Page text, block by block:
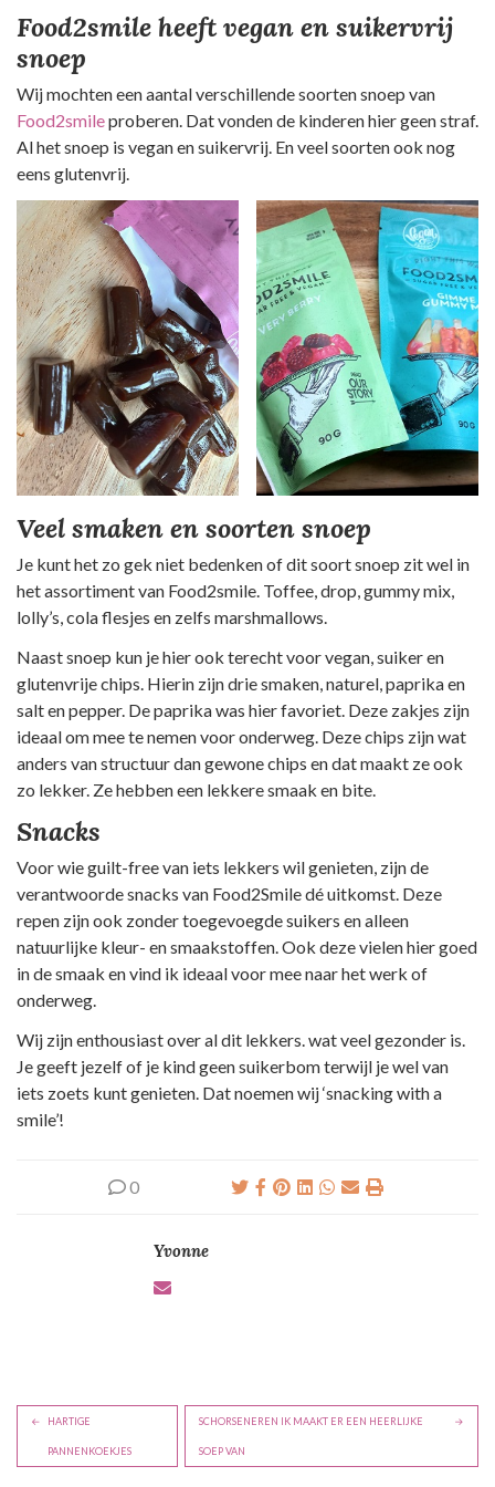
Food2smile heeft vegan en suikervrij
snoep
Wij mochten een aantal verschillende soorten snoep van
Food2smileproberen. Dat vonden de kinderen hier geen straf.
Al het snoep is vegan en suikervrij. En veel soorten ook nog
eens glutenvrij.
Veel smaken en soorten snoep
Je kunt het zo gek niet bedenken of dit soort snoep zit wel in
het assortiment van Food2smile. Toffee, drop, gummy mix,
lolly’s, cola flesjes en zelfs marshmallows.
Naast snoep kun je hier ook terecht voor vegan, suiker en
glutenvrije chips. Hierin zijn drie smaken, naturel, paprika en
salt en pepper. De paprika was hier favoriet. Deze zakjes zijn
ideaal om mee te nemen voor onderweg. Deze chips zijn wat
anders van structuur dan gewone chips en dat maakt ze ook
zo lekker. Ze hebben een lekkere smaak en bite.
Snacks
Voor wie guilt-free van iets lekkers wil genieten, zijn de
verantwoorde snacks van Food2Smile dé uitkomst. Deze
repen zijn ook zonder toegevoegde suikers en alleen
natuurlijke kleur- en smaakstoffen. Ook deze vielen hier goed
in de smaak en vind ik ideaal voor mee naar het werk of
onderweg.
Wij zijn enthousiast over al dit lekkers. wat veel gezonder is.
Je geeft jezelf of je kind geen suikerbom terwijl je wel van
iets zoets kunt genieten. Dat noemen wij ‘snacking with a
smile’!
0
Yvonne
B
HARTIGE
PANNENKOEKJES
SCHORSENEREN IK MAAKT ER EEN HEERLIJKE
SOEP VAN